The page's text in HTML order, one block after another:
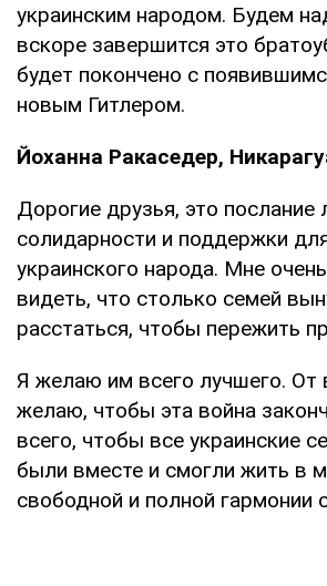
украинским народом. Будем
вскоре завершится это
будет покончено с
новым Гитлером.
Йоханна Ракаседер,
Дорогие друзья, это послание
солидарности и поддержки
украинского народа. Мне
видеть, что столько семей
расстаться, чтобы пережить
Я желаю им всего лучшего. От
желаю, чтобы эта война
всего, чтобы все украинские
были вместе и смогли жить в
свободной и полной гармонии